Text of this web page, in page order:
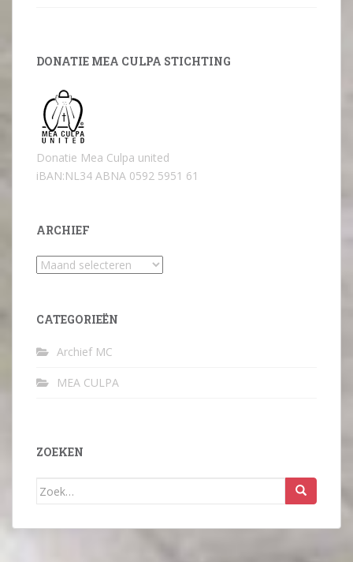
DONATIE MEA CULPA STICHTING
Donatie Mea Culpa united
iBAN:NL34 ABNA 0592 5951 61
ARCHIEF
Archief
CATEGORIEËN
Archief MC
MEA CULPA
ZOEKEN
Zoek